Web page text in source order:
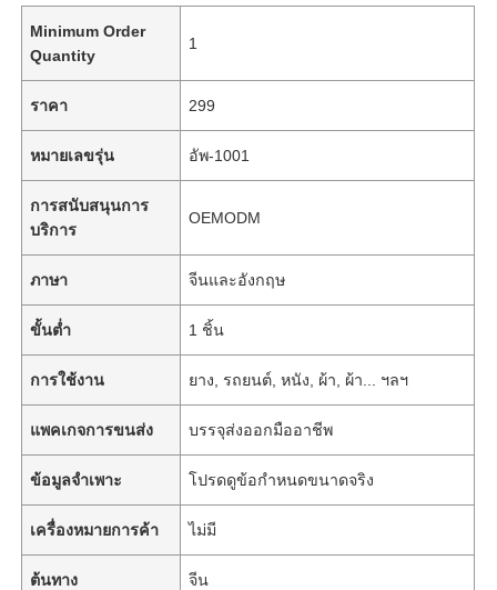
Minimum Order
Quantity
1
ราคา 299
หมายเลขรุ่น อัพ-1001
การสนับสนุนการ
บริการ
OEMODM
ภาษา จีนและอังกฤษ
ขั้นต่ำ 1 ชิ้น
การใช้งาน ยาง, รถยนต์, หนัง, ผ้า, ผ้า... ฯลฯ
แพคเกจการขนส่ง บรรจุส่งออกมืออาชีพ
ข้อมูลจำเพาะ โปรดดูข้อกำหนดขนาดจริง
เครื่องหมายการค้า ไม่มี
ต้นทาง จีน